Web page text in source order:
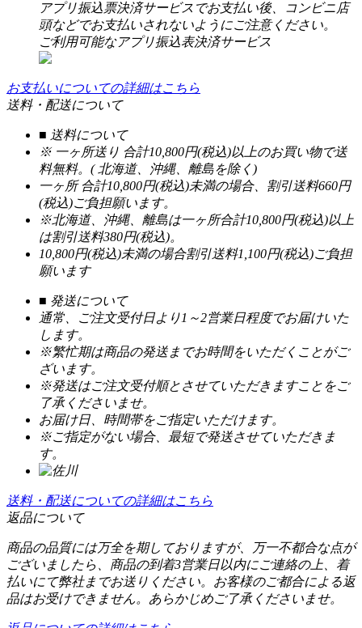
アプリ振込票決済サービスでお支払い後、コンビニ店
頭などでお支払いされないようにご注意ください。
ご利用可能なアプリ振込表決済サービス
お支払いについての詳細はこちら
送料・配送について
■ 送料について
※ 一ヶ所送り 合計10,800円(税込)以上のお買い物で送
料無料。( 北海道、沖縄、離島を除く)
一ヶ所 合計10,800円(税込)未満の場合、割引送料660円
(税込)ご負担願います。
※北海道、沖縄、離島は一ヶ所合計10,800円(税込)以上
は割引送料380円(税込)。
10,800円(税込)未満の場合割引送料1,100円(税込)ご負担
願います
■ 発送について
通常、ご注文受付日より1～2営業日程度でお届けいた
します。
※繁忙期は商品の発送までお時間をいただくことがご
ざいます。
※発送はご注文受付順とさせていただきますことをご
了承くださいませ。
お届け日、時間帯をご指定いただけます。
※ご指定がない場合、最短で発送させていただきま
す。
送料・配送についての詳細はこちら
返品について
商品の品質には万全を期しておりますが、万一不都合な点が
ございましたら、商品の到着3営業日以内にご連絡の上、着
払いにて弊社までお送りください。お客様のご都合による返
品はお受けできません。あらかじめご了承くださいませ。